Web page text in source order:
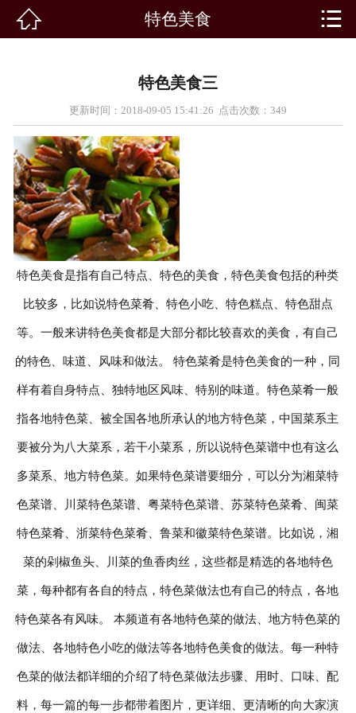
客房展示
特色美食
活动专题
在线留言
联系我们
 特色美食 
特色美食三
更新时间：2018-09-05 15:41:26 点击次数： 349
特色美食是指有自己特点、特色的美食，特色美食包括的种类
比较多，比如说特色菜肴、特色小吃、特色糕点、特色甜点
等。一般来讲特色美食都是大部分都比较喜欢的美食，有自己
的特色、味道、风味和做法。 特色菜肴是特色美食的一种，同
样有着自身特点、独特地区风味、特别的味道。特色菜肴一般
指各地特色菜、被全国各地所承认的地方特色菜，中国菜系主
要被分为八大菜系，若干小菜系，所以说特色菜谱中也有这么
多菜系、地方特色菜。如果特色菜谱要细分，可以分为湘菜特
色菜谱、川菜特色菜谱、粤菜特色菜谱、苏菜特色菜肴、闽菜
特色菜肴、浙菜特色菜肴、鲁菜和徽菜特色菜谱。比如说，湘
菜的剁椒鱼头、川菜的鱼香肉丝，这些都是精选的各地特色
菜，每种都有各自的特点，特色菜做法也有自己的特点，各地
特色菜各有风味。 本频道有各地特色菜的做法、地方特色菜的
做法、各地特色小吃的做法等各地特色美食的做法。每一种特
色菜的做法都详细的介绍了特色菜做法步骤、用时、口味、配
料，每一篇的每一步都带着图片，更详细、更清晰的向大家演